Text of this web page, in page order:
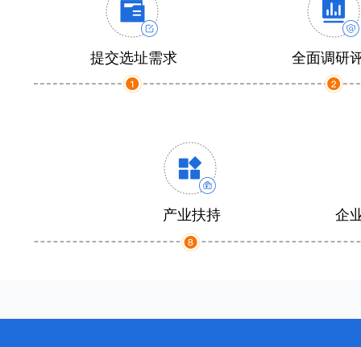
提交选址需求 全面调研
产业扶持 企